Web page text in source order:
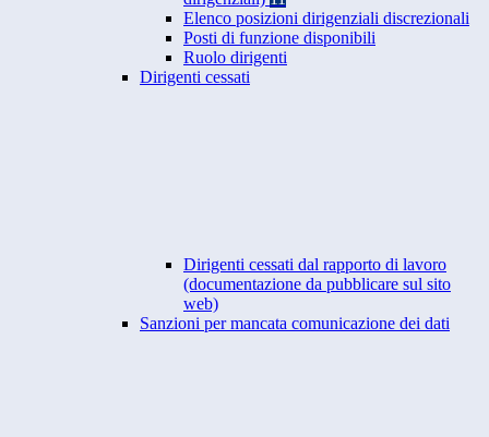
Elenco posizioni dirigenziali discrezionali
Posti di funzione disponibili
Ruolo dirigenti
Dirigenti cessati
Dirigenti cessati dal rapporto di lavoro
(documentazione da pubblicare sul sito
web)
Sanzioni per mancata comunicazione dei dati